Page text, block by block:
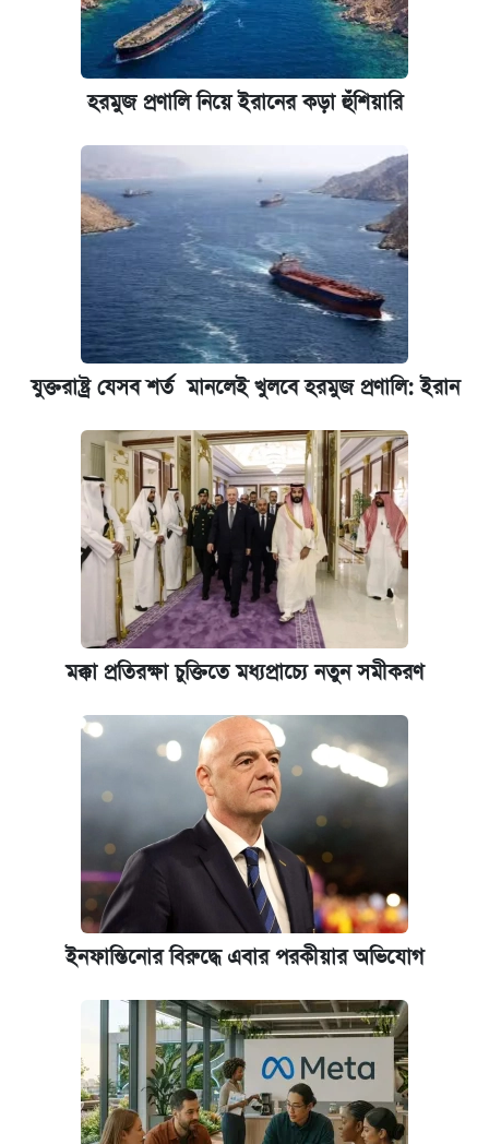
আজকের বাজারে স্বর্ণের দাম (৬ আগস্ট)
রাষ্ট্রবিরোধী কর্মকাণ্ড: ঢাবির কয়েকজন শিক্ষকের
বিরুদ্ধে ব্যবস্থা
পিএসসিতে আরও চার সদস্য নিয়োগ
হরমুজ প্রণালি নিয়ে ইরানের কড়া হুঁশিয়ারি
যুক্তরাষ্ট্র যেসব শর্ত মানলেই খুলবে হরমুজ প্রণালি: ইরান
মক্কা প্রতিরক্ষা চুক্তিতে মধ্যপ্রাচ্যে নতুন সমীকরণ
ইনফান্তিনোর বিরুদ্ধে এবার পরকীয়ার অভিযোগ